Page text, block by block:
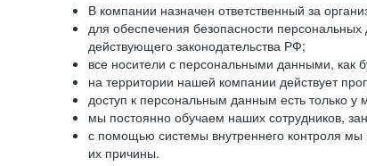
В компании назначен ответственный за
для обеспечения безопасности
действующего законодательства РФ;
все носители с персональными данными, как
на территории нашей компании действует
доступ к персональным данным есть только
мы постоянно обучаем наших сотрудников,
с помощью системы внутреннего контроля мы
их причины.